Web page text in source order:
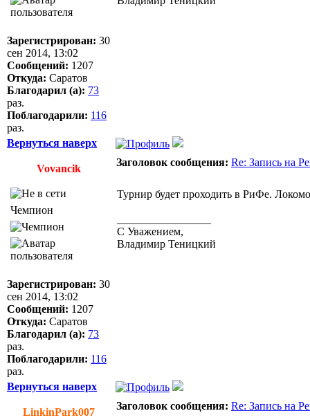
Зарегистрирован: 30
сен 2014, 13:02
Сообщений: 1207
Откуда: Саратов
Благодарил (а): 73
раз.
Поблагодарили: 116
раз.
Вернуться наверх
Vovancik
Заголовок сообщения: Re: Запись на
Чемпион
Зарегистрирован: 30
сен 2014, 13:02
Сообщений: 1207
Откуда: Саратов
Благодарил (а): 73
раз.
Поблагодарили: 116
раз.
Турнир будет проходить в РиФе.
С Уважением,
Владимир Теницкий
Вернуться наверх
LinkinPark007
Заголовок сообщения: Re: Запись на